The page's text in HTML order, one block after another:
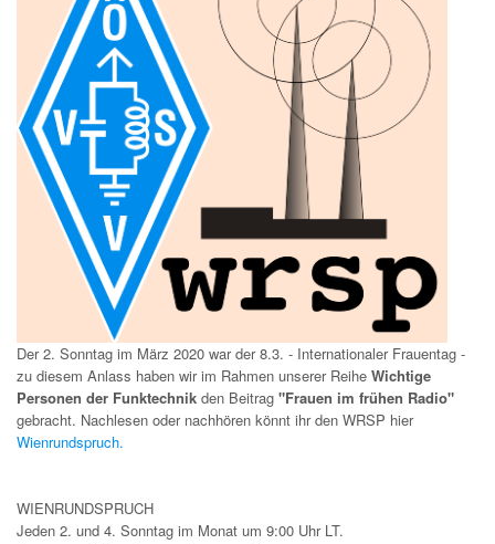
Der 2. Sonntag im März 2020 war der 8.3. - Internationaler Frauentag -
zu diesem Anlass haben wir im Rahmen unserer Reihe Wichtige
Personen der Funktechnik den Beitrag "Frauen im frühen Radio"
gebracht. Nachlesen oder nachhören könnt ihr den WRSP hier
Wienrundspruch.
WIENRUNDSPRUCH
Jeden 2. und 4. Sonntag im Monat um 9:00 Uhr LT.